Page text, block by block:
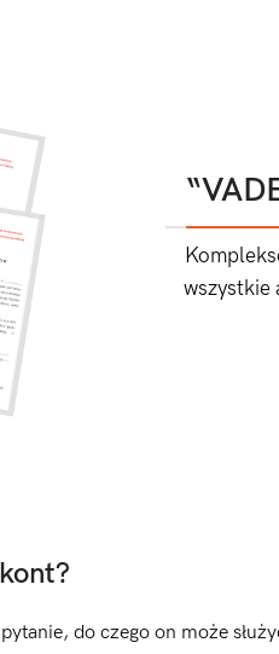
wszystkie
do czego on może